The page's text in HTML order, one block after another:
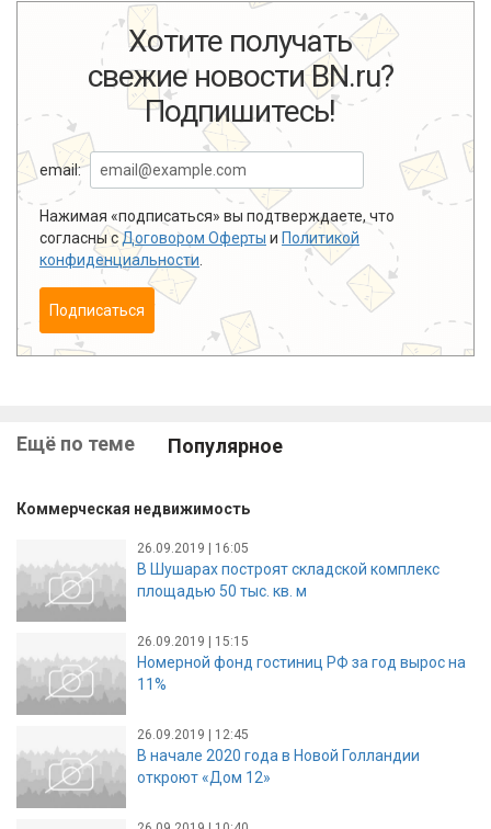
Хотите получать
свежие новости BN.ru?
Подпишитесь!
email:
Нажимая «подписаться» вы подтверждаете, что
согласны сДоговором Оферты и Политикой
конфиденциальности.
Подписаться
Ещё по теме Популярное
Коммерческая недвижимость
26.09.2019 | 16:05
В Шушарах построят складской комплекс
площадью 50 тыс. кв. м
26.09.2019 | 15:15
Номерной фонд гостиниц РФ за год вырос на
11%
26.09.2019 | 12:45
В начале 2020 года в Новой Голландии
откроют «Дом 12»